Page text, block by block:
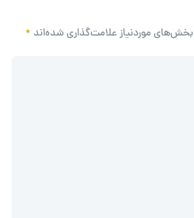
بخش‌های موردنیاز علامت‌گذاری شده‌اند *